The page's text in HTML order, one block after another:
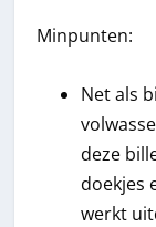
Minpunten:
Net als
deze
doekjes
werkt